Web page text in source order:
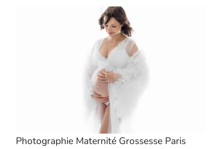
Photographie Maternité Grossesse Paris